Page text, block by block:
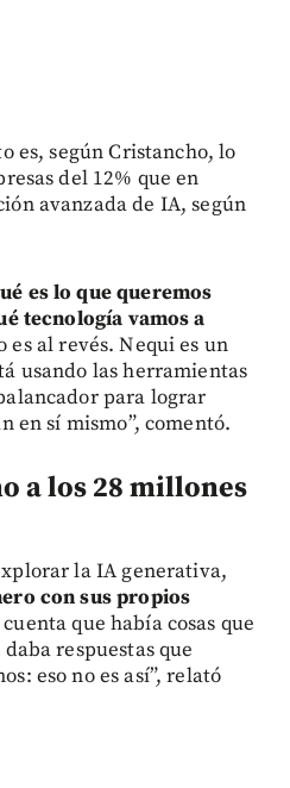
es, según Cristancho, lo
del 12% que en
avanzada de IA, según
es lo que queremos
tecnología vamos a
es al revés. Nequi es un
usando las herramientas
para lograr
en sí mismo”, comentó.
a los 28 millones
la IA generativa,
con sus propios
que había cosas que
respuestas que
eso no es así”, relató